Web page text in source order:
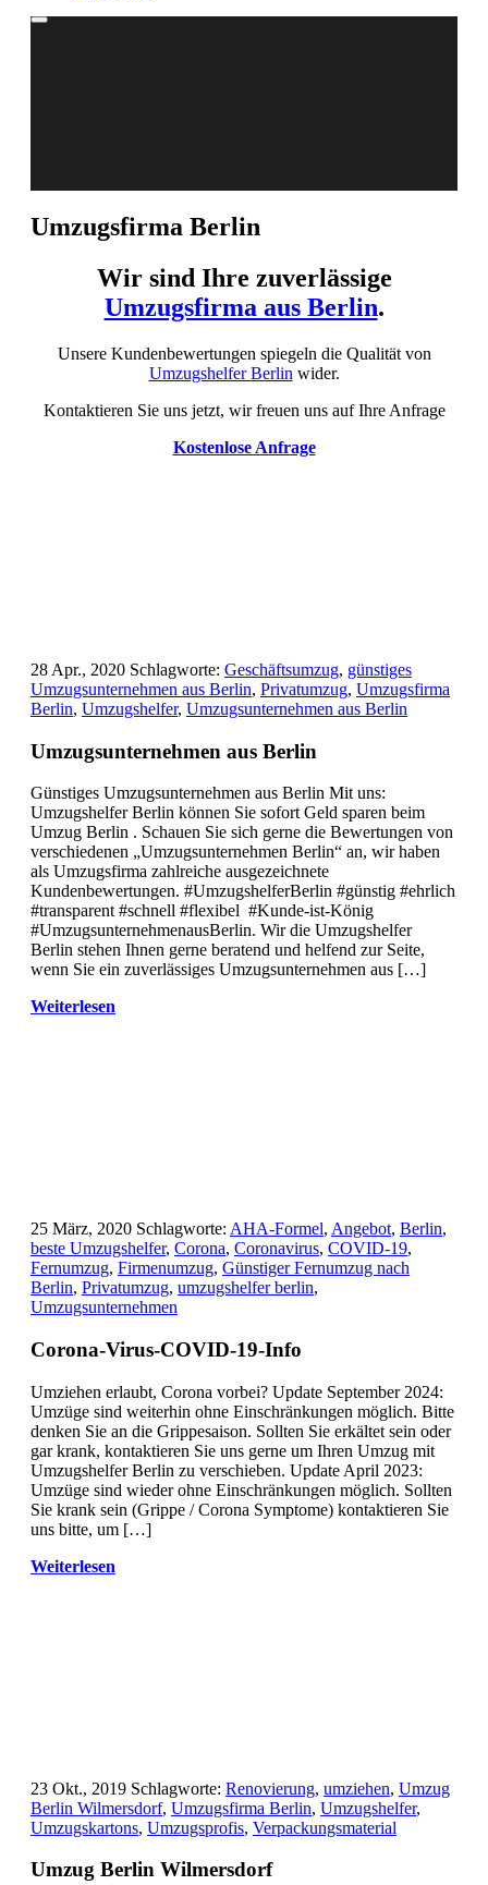
Preise
Anfrage
Umzugsplanung
weitere Dienstleistungen
Aktuelles
Umzugskosten Rechner
Kundenmeinungen
Umzugsfirma Berlin
Wir sind Ihre zuverlässige
Umzugsfirma aus Berlin.
Unsere Kundenbewertungen spiegeln die Qualität von
Umzugshelfer Berlin wider.
Kontaktieren Sie uns jetzt, wir freuen uns auf Ihre Anfrage
Kostenlose Anfrage
28 Apr., 2020 Schlagworte: Geschäftsumzug, günstiges
Umzugsunternehmen aus Berlin, Privatumzug, Umzugsfirma
Berlin, Umzugshelfer, Umzugsunternehmen aus Berlin
Umzugsunternehmen aus Berlin
Günstiges Umzugsunternehmen aus Berlin Mit uns:
Umzugshelfer Berlin können Sie sofort Geld sparen beim
Umzug Berlin . Schauen Sie sich gerne die Bewertungen von
verschiedenen „Umzugsunternehmen Berlin“ an, wir haben
als Umzugsfirma zahlreiche ausgezeichnete
Kundenbewertungen. #UmzugshelferBerlin #günstig #ehrlich
#transparent #schnell #flexibel #Kunde-ist-König
#UmzugsunternehmenausBerlin. Wir die Umzugshelfer
Berlin stehen Ihnen gerne beratend und helfend zur Seite,
wenn Sie ein zuverlässiges Umzugsunternehmen aus […]
Weiterlesen
25 März, 2020 Schlagworte: AHA-Formel, Angebot, Berlin,
beste Umzugshelfer, Corona, Coronavirus, COVID-19,
Fernumzug, Firmenumzug, Günstiger Fernumzug nach
Berlin, Privatumzug, umzugshelfer berlin,
Umzugsunternehmen
Corona-Virus-COVID-19-Info
Umziehen erlaubt, Corona vorbei? Update September 2024:
Umzüge sind weiterhin ohne Einschränkungen möglich. Bitte
denken Sie an die Grippesaison. Sollten Sie erkältet sein oder
gar krank, kontaktieren Sie uns gerne um Ihren Umzug mit
Umzugshelfer Berlin zu verschieben. Update April 2023:
Umzüge sind wieder ohne Einschränkungen möglich. Sollten
Sie krank sein (Grippe / Corona Symptome) kontaktieren Sie
uns bitte, um […]
Weiterlesen
23 Okt., 2019 Schlagworte: Renovierung, umziehen, Umzug
Berlin Wilmersdorf, Umzugsfirma Berlin, Umzugshelfer,
Umzugskartons, Umzugsprofis, Verpackungsmaterial
Umzug Berlin Wilmersdorf